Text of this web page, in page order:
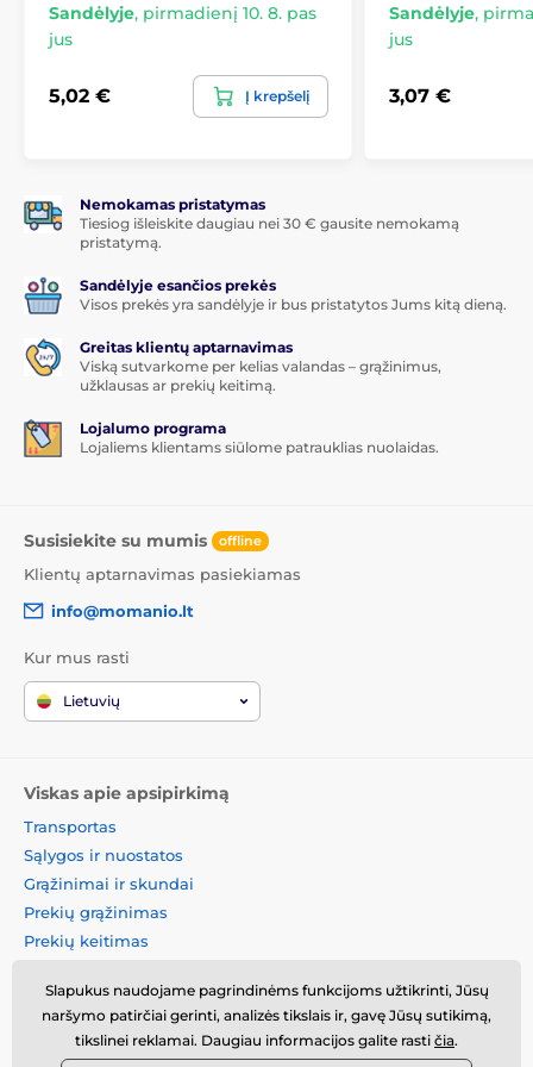
*Nuotraukos yra tik informacinio pobūdžio.
Užklijuoti gali kiekvienas
Kitas puikus šio grūdinto stiklo Huawei P10 lite
labai paprastas užklijavimas
Tobulas prilipimas
Skirtingai nei kai kurie kiti grūdinti stiklai, visas
padengtas adheziniais klijais, o tai garantuoja
visiškai
tobulą prilipimą visame grūdinto stiklo
Todėl nekyla pavojus, kad apsauginio stiklo kraštai
atsilips ar atsikels.
1 vnt. apsauginio grūdinto stiklo
Sandėlyje, pirmadienį 10. 8. pas
jus
5,02 € Į krepšelį
Sandėlyje,
jus
3,07 €
Nemokamas pristatymas
Tiesiog išleiskite daugiau nei 30 € gausite nemokamą
pristatymą.
Sandėlyje esančios prekės
Visos prekės yra sandėlyje ir bus pristatytos Jums kitą dieną.
Greitas klientų aptarnavimas
Viską sutvarkome per kelias valandas – grąžinimus,
užklausas ar prekių keitimą.
Lojalumo programa
Lojaliems klientams siūlome patrauklias nuolaidas.
Susisiekite su mumis offline
Klientų aptarnavimas pasiekiamas
info@momanio.lt
Kur mus rasti
Lietuvių
Viskas apie apsipirkimą
Transportas
Sąlygos ir nuostatos
Grąžinimai ir skundai
Prekių grąžinimas
Prekių keitimas
Kontaktinė informacija
Informacija apie asmens
duomenų tvarkymą
Slapukus naudojame pagrindinėms funkcijoms užtikrinti, Jūsų
naršymo patirčiai gerinti, analizės tikslais ir, gavę Jūsų sutikimą,
tikslinei reklamai. Daugiau informacijos galite rasti čia.